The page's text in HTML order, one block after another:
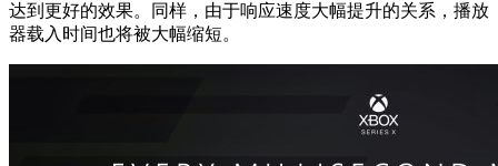
达到更好的效果。同样，由于响应速度大幅提升的关系，播放
器载入时间也将被大幅缩短。